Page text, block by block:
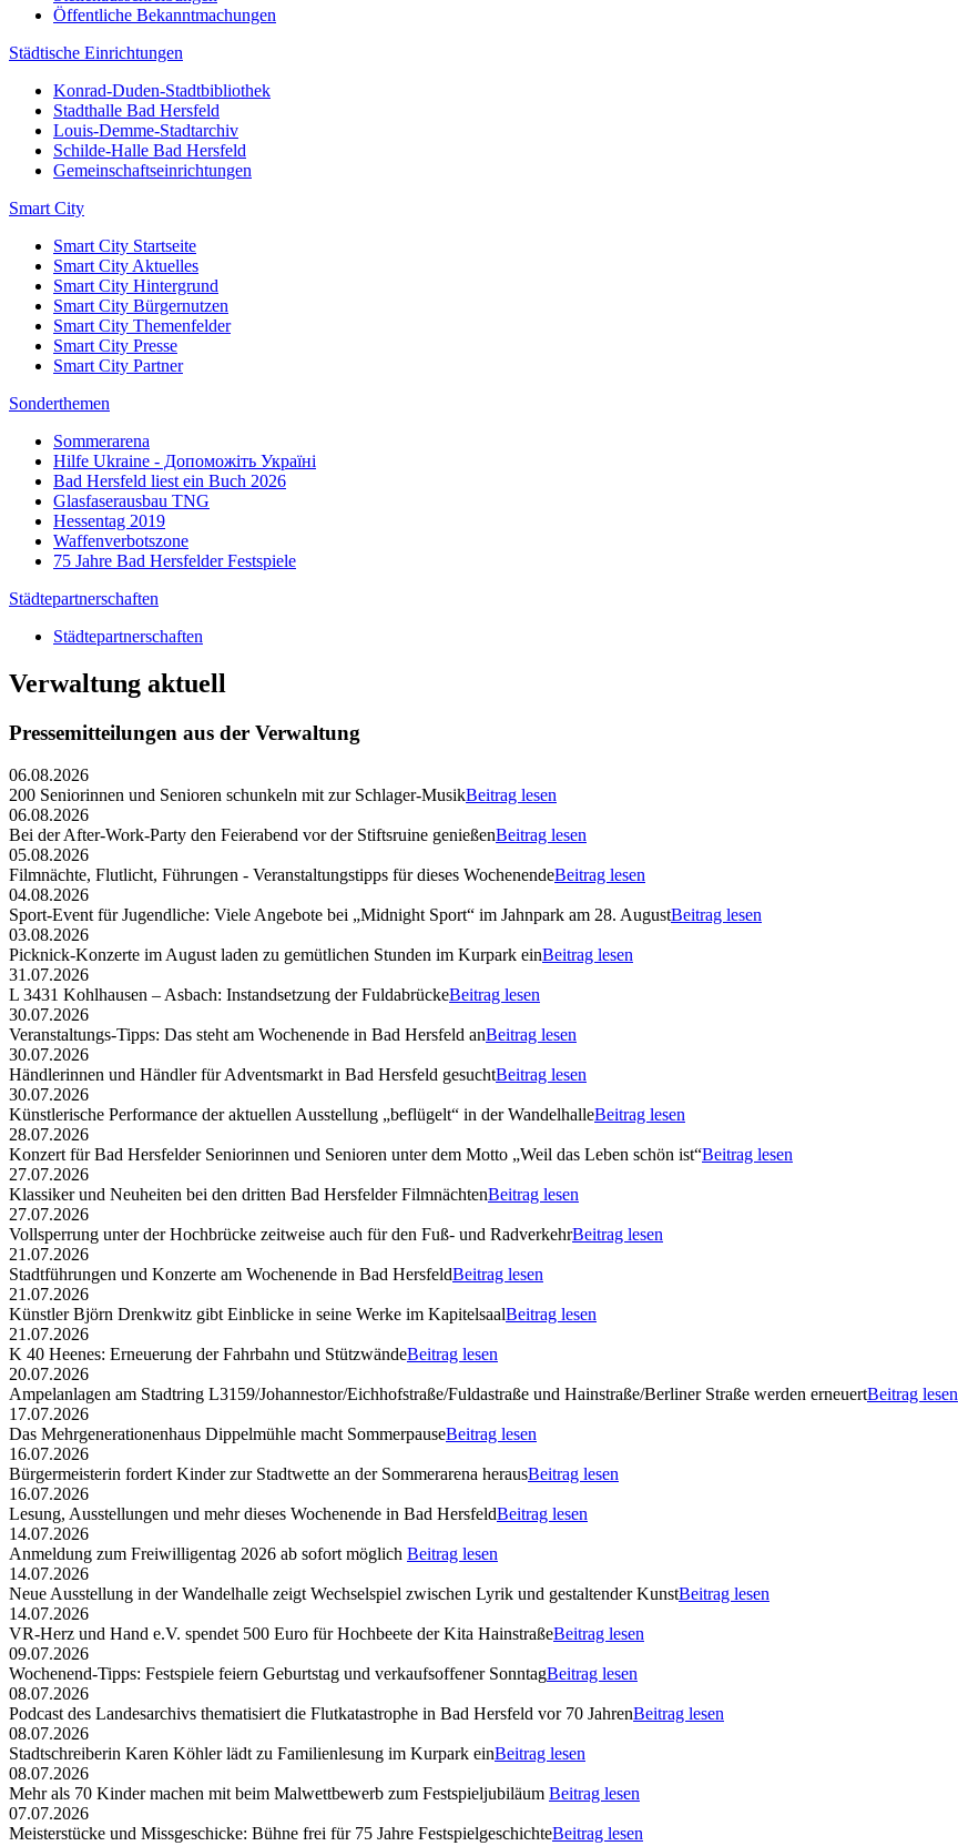
Öffentliche Bekanntmachungen
Städtische Einrichtungen
Konrad-Duden-Stadtbibliothek
Stadthalle Bad Hersfeld
Louis-Demme-Stadtarchiv
Schilde-Halle Bad Hersfeld
Gemeinschaftseinrichtungen
Smart City
Smart City Startseite
Smart City Aktuelles
Smart City Hintergrund
Smart City Bürgernutzen
Smart City Themenfelder
Smart City Presse
Smart City Partner
Sonderthemen
Sommerarena
Hilfe Ukraine - Допоможіть Україні
Bad Hersfeld liest ein Buch 2026
Glasfaserausbau TNG
Hessentag 2019
Waffenverbotszone
75 Jahre Bad Hersfelder Festspiele
Städtepartnerschaften
Städtepartnerschaften
Verwaltung aktuell
Pressemitteilungen aus der Verwaltung
06.08.2026
200 Seniorinnen und Senioren schunkeln mit zur Schlager-MusikBeitrag lesen
06.08.2026
Bei der After-Work-Party den Feierabend vor der Stiftsruine genießenBeitrag lesen
05.08.2026
Filmnächte, Flutlicht, Führungen - Veranstaltungstipps für dieses WochenendeBeitrag lesen
04.08.2026
Sport-Event für Jugendliche: Viele Angebote bei „Midnight Sport“ im Jahnpark am 28. AugustBeitrag lesen
03.08.2026
Picknick-Konzerte im August laden zu gemütlichen Stunden im Kurpark einBeitrag lesen
31.07.2026
L 3431 Kohlhausen – Asbach: Instandsetzung der FuldabrückeBeitrag lesen
30.07.2026
Veranstaltungs-Tipps: Das steht am Wochenende in Bad Hersfeld anBeitrag lesen
30.07.2026
Händlerinnen und Händler für Adventsmarkt in Bad Hersfeld gesuchtBeitrag lesen
30.07.2026
Künstlerische Performance der aktuellen Ausstellung „beflügelt“ in der WandelhalleBeitrag lesen
28.07.2026
Konzert für Bad Hersfelder Seniorinnen und Senioren unter dem Motto „Weil das Leben schön ist“Beitrag lesen
27.07.2026
Klassiker und Neuheiten bei den dritten Bad Hersfelder FilmnächtenBeitrag lesen
27.07.2026
Vollsperrung unter der Hochbrücke zeitweise auch für den Fuß- und RadverkehrBeitrag lesen
21.07.2026
Stadtführungen und Konzerte am Wochenende in Bad HersfeldBeitrag lesen
21.07.2026
Künstler Björn Drenkwitz gibt Einblicke in seine Werke im KapitelsaalBeitrag lesen
21.07.2026
K 40 Heenes: Erneuerung der Fahrbahn und StützwändeBeitrag lesen
20.07.2026
Ampelanlagen am Stadtring L3159/Johannestor/Eichhofstraße/Fuldastraße und Hainstraße/Berliner Straße werden erneuertBeitrag lesen
17.07.2026
Das Mehrgenerationenhaus Dippelmühle macht SommerpauseBeitrag lesen
16.07.2026
Bürgermeisterin fordert Kinder zur Stadtwette an der Sommerarena herausBeitrag lesen
16.07.2026
Lesung, Ausstellungen und mehr dieses Wochenende in Bad HersfeldBeitrag lesen
14.07.2026
Anmeldung zum Freiwilligentag 2026 ab sofort möglich Beitrag lesen
14.07.2026
Neue Ausstellung in der Wandelhalle zeigt Wechselspiel zwischen Lyrik und gestaltender KunstBeitrag lesen
14.07.2026
VR-Herz und Hand e.V. spendet 500 Euro für Hochbeete der Kita HainstraßeBeitrag lesen
09.07.2026
Wochenend-Tipps: Festspiele feiern Geburtstag und verkaufsoffener SonntagBeitrag lesen
08.07.2026
Podcast des Landesarchivs thematisiert die Flutkatastrophe in Bad Hersfeld vor 70 JahrenBeitrag lesen
08.07.2026
Stadtschreiberin Karen Köhler lädt zu Familienlesung im Kurpark einBeitrag lesen
08.07.2026
Mehr als 70 Kinder machen mit beim Malwettbewerb zum Festspieljubiläum Beitrag lesen
07.07.2026
Meisterstücke und Missgeschicke: Bühne frei für 75 Jahre FestspielgeschichteBeitrag lesen